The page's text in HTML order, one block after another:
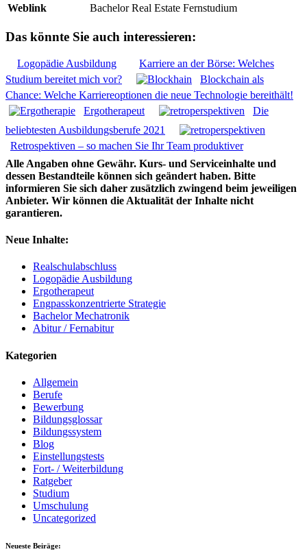
Weblink
Bachelor Real Estate Fernstudium
Das könnte Sie auch interessieren:
Logopädie Ausbildung
Karriere an der Börse: Welches
Studium bereitet mich vor?
Blockchain als
Chance: Welche Karriereoptionen die neue Technologie bereithält!
Ergotherapeut
Die
beliebtesten Ausbildungsberufe 2021
Retrospektiven – so machen Sie Ihr Team produktiver
Alle Angaben ohne Gewähr. Kurs- und Serviceinhalte und
dessen Bestandteile können sich geändert haben. Bitte
informieren Sie sich daher zusätzlich zwingend beim jeweiligen
Anbieter. Wir können die Aktualität der Inhalte nicht
garantieren.
Neue Inhalte:
Realschulabschluss
Logopädie Ausbildung
Ergotherapeut
Engpasskonzentrierte Strategie
Bachelor Mechatronik
Abitur / Fernabitur
Kategorien
Allgemein
Berufe
Bewerbung
Bildungsglossar
Bildungssystem
Blog
Einstellungstests
Fort- / Weiterbildung
Ratgeber
Studium
Umschulung
Uncategorized
Neueste Beiräge: